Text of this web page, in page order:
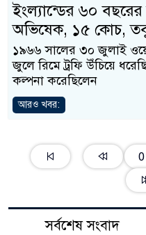
ইংল্যান্ডের ৬০
অভিষেক, ১৫ কোচ,
১৯৬৬ সালের ৩০ জুলাই
জুলে রিমে ট্রফি উঁচিয়ে
কল্পনা করেছিলেন
আরও খবর:
সর্বশেষ সংবাদ